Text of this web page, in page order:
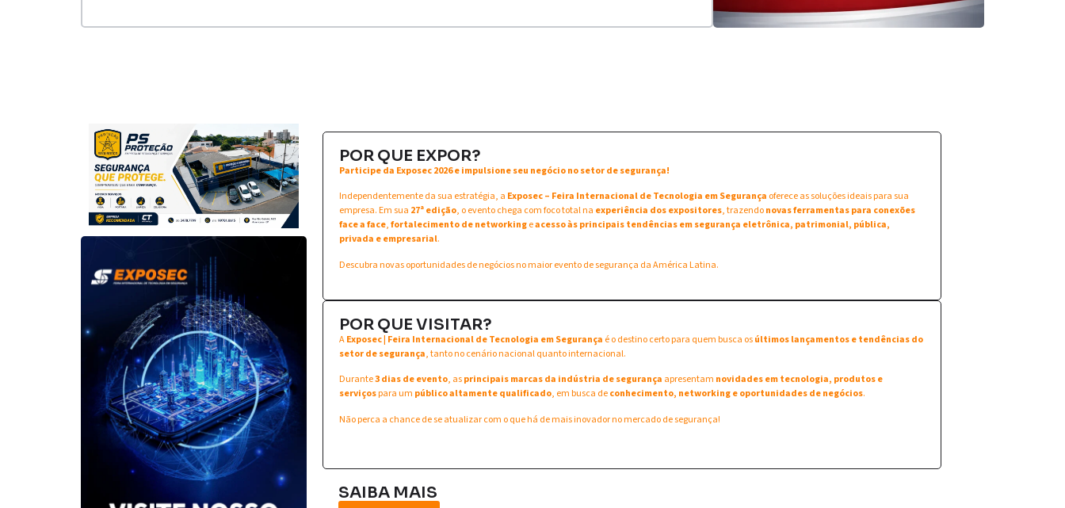
POR QUE EXPOR?
Participe da Exposec 2026 e impulsione seu negócio no setor de segurança!
Independentemente da sua estratégia, a Exposec – Feira Internacional de Tecnologia em Segurança oferece as soluções ideais para sua
empresa. Em sua 27ª edição, o evento chega com foco total na experiência dos expositores, trazendonovas ferramentas para conexões
face a face,fortalecimento de networkingeacesso às principais tendências em segurança eletrônica, patrimonial, pública,
privada e empresarial.
Descubra novas oportunidades de negócios no maior evento de segurança da América Latina.
POR QUE VISITAR?
AExposec | Feira Internacional de Tecnologia em Segurança é o destino certo para quem busca osúltimos lançamentos e tendências do
setor de segurança, tanto no cenário nacional quanto internacional.
Durante3 dias de evento, asprincipais marcas da indústria de segurança apresentam novidades em tecnologia, produtos e
serviçospara um público altamente qualificado, em busca deconhecimento, networking e oportunidades de negócios.
Não perca a chance de se atualizar com o que há de mais inovador no mercado de segurança!
SAIBA MAIS